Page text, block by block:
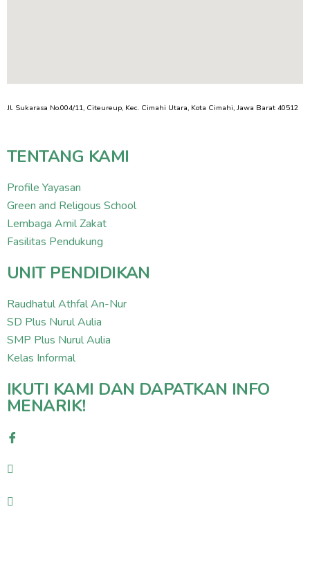
Jl. Sukarasa No.004/11, Citeureup, Kec. Cimahi Utara, Kota Cimahi, Jawa Barat 40512
TENTANG KAMI
Profile Yayasan
Green and Religous School
Lembaga Amil Zakat
Fasilitas Pendukung
UNIT PENDIDIKAN
Raudhatul Athfal An-Nur
SD Plus Nurul Aulia
SMP Plus Nurul Aulia
Kelas Informal
IKUTI KAMI DAN DAPATKAN INFO
MENARIK!